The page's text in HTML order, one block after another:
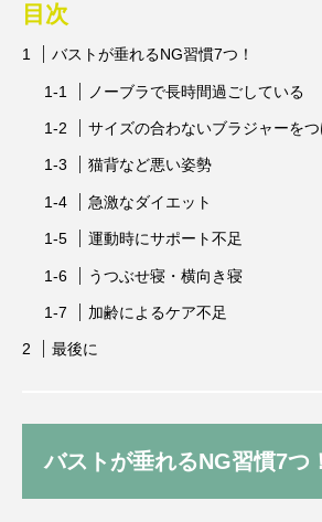
目次
バストが垂れるNG習慣7つ！
ノーブラで長時間過ごしている
サイズの合わないブラジャーを
猫背など悪い姿勢
急激なダイエット
運動時にサポート不足
うつぶせ寝・横向き寝
加齢によるケア不足
最後に
バストが垂れるNG習慣7つ！